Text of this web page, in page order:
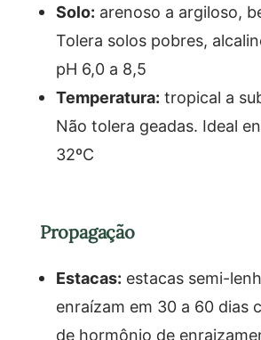
Solo: arenoso a argiloso,
Tolera solos pobres,
pH 6,0 a 8,5
Temperatura: tropical a
Não tolera geadas. Ideal
32ºC
Propagação
Estacas: estacas semi-
enraízam em 30 a 60 dias
de hormônio de